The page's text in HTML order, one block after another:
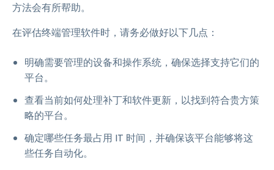
方法会有所帮助。
在评估终端管理软件时，请务必做好以下几点：
明确需要管理的设备和操作系统，确保选择支持它们的
平台。
查看当前如何处理补丁和软件更新，以找到符合贵方策
略的平台。
确定哪些任务最占用 IT 时间，并确保该平台能够将这
些任务自动化。